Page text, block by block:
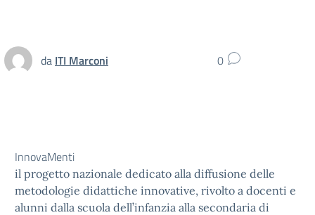
da ITI Marconi 0
InnovaMenti
il progetto nazionale dedicato alla diffusione delle
metodologie didattiche innovative, rivolto a docenti e
alunni dalla scuola dell’infanzia alla secondaria di